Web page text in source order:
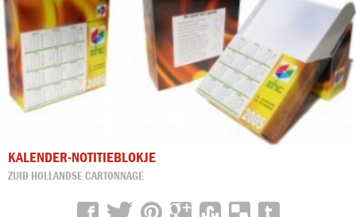
KALENDER-NOTITIEBLOKJE
ZUID HOLLANDSE CARTONNAGE